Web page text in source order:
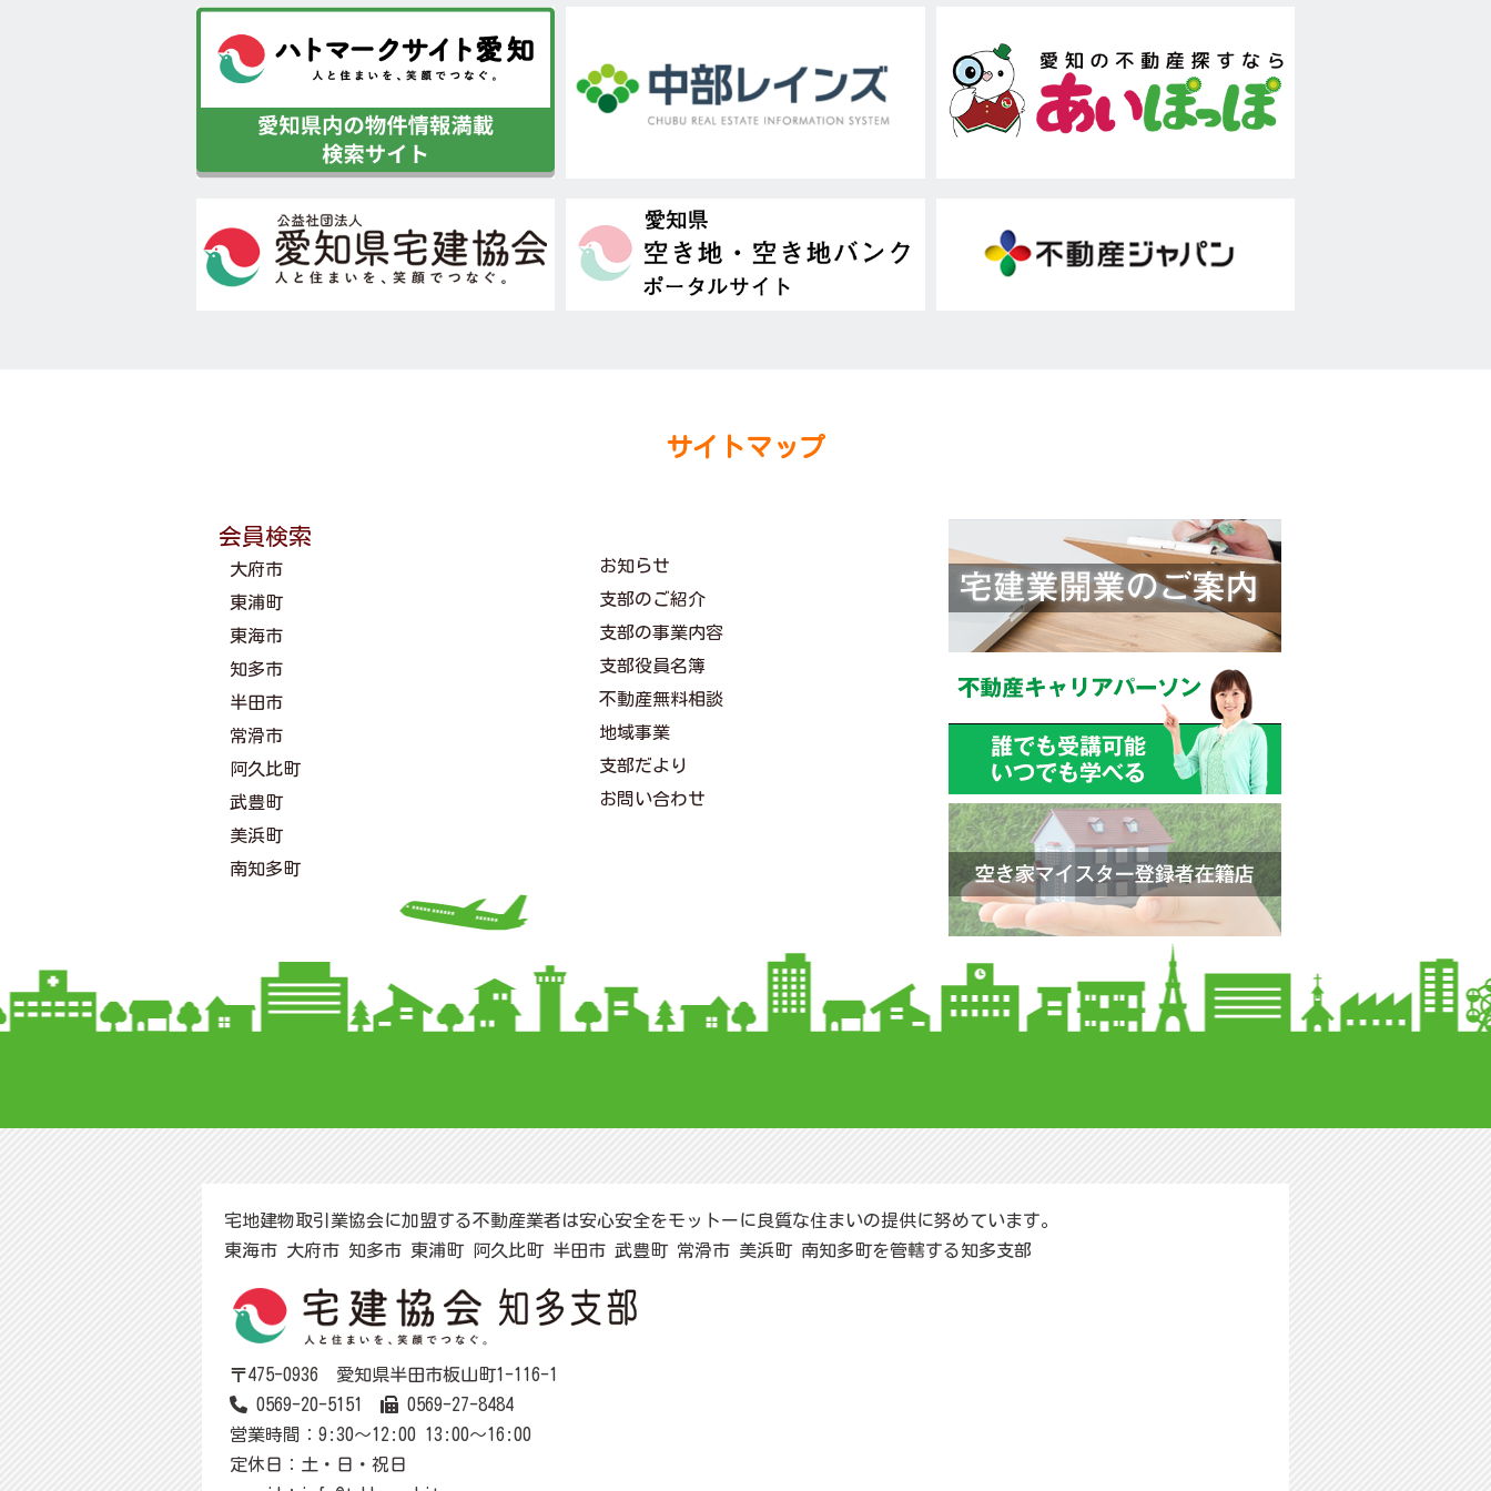
サイトマップ
会員検索
大府市
東浦町
東海市
知多市
半田市
常滑市
阿久比町
武豊町
美浜町
南知多町
お知らせ
支部のご紹介
支部の事業内容
支部役員名簿
不動産無料相談
地域事業
支部だより
お問い合わせ
宅地建物取引業協会に加盟する不動産業者は安心安全をモットーに良質な住まいの提供に努めています。
東海市 大府市 知多市 東浦町 阿久比町 半田市 武豊町 常滑市 美浜町 南知多町を管轄する知多支部
〒475-0936 愛知県半田市板山町1-116-1
0569-20-5151
0569-27-8484
営業時間：9:30～12:00 13:00～16:00
定休日：土・日・祝日